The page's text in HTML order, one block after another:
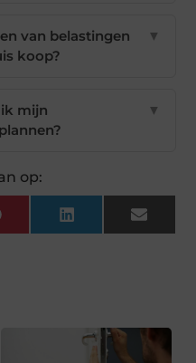
van belastingen
koop?
▼
mijn
▼
op:
Pinterest LinkedIn Email